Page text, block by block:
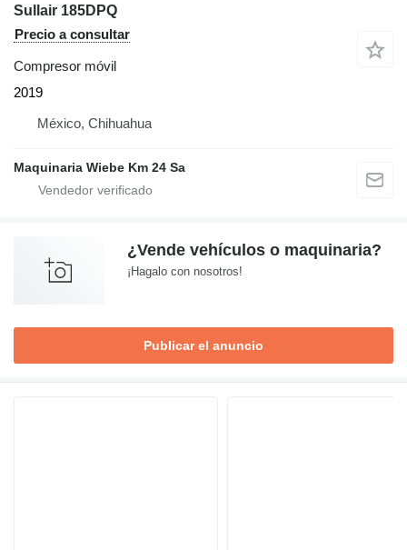
Sullair 185DPQ
Precio a consultar
Compresor móvil
2019
México, Chihuahua
Maquinaria Wiebe Km 24 Sa
¿Vende vehículos o maquinaria?
¡Hagalo con nosotros!
Publicar el anuncio